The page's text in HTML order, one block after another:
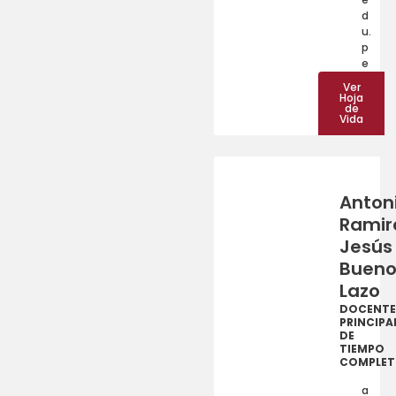
d
u.
p
e
Ver
Hoja
de
Vida
Jesús
Bueno
Lazo
DOCENTE
DE
TIEMPO
a